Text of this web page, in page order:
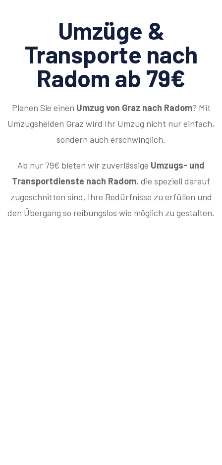
Umzüge &
Transporte nach
Radom ab 79€
Planen Sie einen Umzug von Graz nach Radom? Mit
Umzugshelden Graz wird Ihr Umzug nicht nur einfach,
sondern auch erschwinglich.
Ab nur 79€ bieten wir zuverlässige Umzugs- und
Transportdienste nach Radom, die speziell darauf
zugeschnitten sind, Ihre Bedürfnisse zu erfüllen und
den Übergang so reibungslos wie möglich zu gestalten.